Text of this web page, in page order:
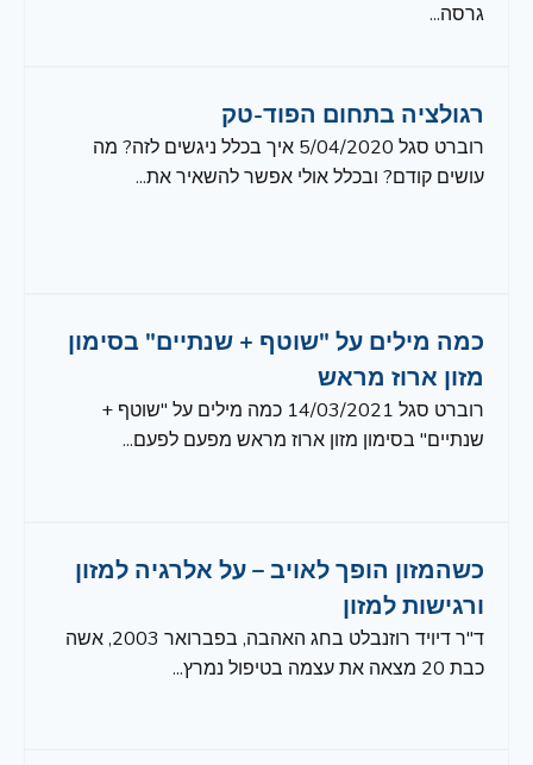
גרסה...
רגולציה בתחום הפוד-טק
רוברט סגל 5/04/2020 איך בכלל ניגשים לזה? מה
עושים קודם? ובכלל אולי אפשר להשאיר את...
כמה מילים על "שוטף + שנתיים" בסימון
מזון ארוז מראש
רוברט סגל 14/03/2021 כמה מילים על "שוטף +
שנתיים" בסימון מזון ארוז מראש מפעם לפעם...
כשהמזון הופך לאויב – על אלרגיה למזון
ורגישות למזון
ד"ר דיויד רוזנבלט בחג האהבה, בפברואר 2003, אשה
כבת 20 מצאה את עצמה בטיפול נמרץ...